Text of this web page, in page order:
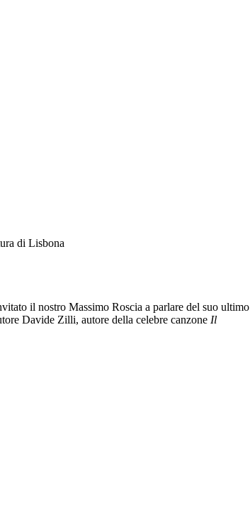
di Lisbona
il nostro Massimo Roscia a parlare del suo ultimo
Davide Zilli, autore della celebre canzone Il